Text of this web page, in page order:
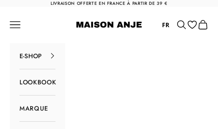
Passer au contenuLIVRAISON OFFERTE EN FRANCE À PARTIR DE 39 €
Maison Anje
Menu FR Rechercher
Panier
E-SHOP
LOOKBOOK
MARQUE